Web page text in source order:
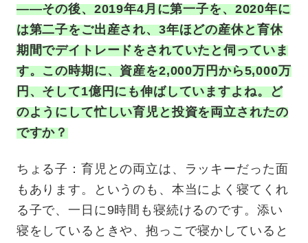
——その後、2019年4月に第一子を、2020年に
は第二子をご出産され、3年ほどの産休と育休
期間でデイトレードをされていたと伺っていま
す。この時期に、資産を2,000万円から5,000万
円、そして1億円にも伸ばしていますよね。ど
のようにして忙しい育児と投資を両立されたの
ですか？
ちょる子：育児との両立は、ラッキーだった面
もあります。というのも、本当によく寝てくれ
る子で、一日に9時間も寝続けるのです。添い
寝をしているときや、抱っこで寝かしていると